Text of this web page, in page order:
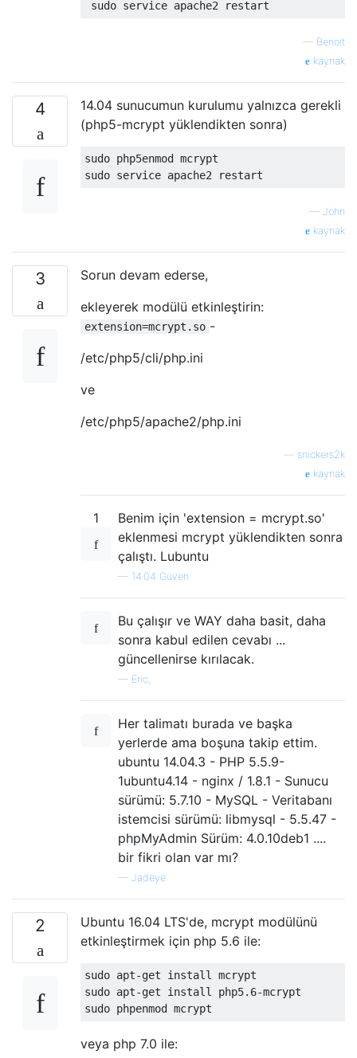
— Benoit
kaynak
4
14.04 sunucumun kurulumu yalnızca gerekli
(php5-mcrypt yüklendikten sonra)
sudo php5enmod mcrypt
— John
kaynak
3
Sorun devam ederse,
ekleyerek modülü etkinleştirin:
extension=mcrypt.so -
/etc/php5/cli/php.ini
ve
/etc/php5/apache2/php.ini
snickers2k
kaynak
1
Benim için 'extension = mcrypt.so'
eklenmesi mcrypt yüklendikten sonra
çalıştı. Lubuntu
— 14.04 Güven
Bu çalışır ve WAY daha basit, daha
sonra kabul edilen cevabı ...
güncellenirse kırılacak.
— Eric,
Her talimatı burada ve başka
yerlerde ama boşuna takip ettim.
ubuntu 14.04.3 - PHP 5.5.9-
1ubuntu4.14 - nginx / 1.8.1 - Sunucu
sürümü: 5.7.10 - MySQL - Veritabanı
istemcisi sürümü: libmysql - 5.5.47 -
phpMyAdmin Sürüm: 4.0.10deb1 ....
bir fikri olan var mı?
— Jadeye
2
Ubuntu 16.04 LTS'de, mcrypt modülünü
etkinleştirmek için php 5.6 ile:
sudo apt-get install mcrypt
sudo apt-get install php5.6-mcrypt
veya php 7.0 ile: